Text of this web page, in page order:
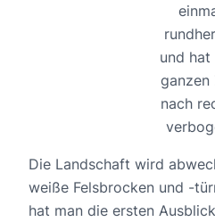
und hat
ganzen
nach
Die Landschaft wird
weiße Felsbrocken und -
hat man die ersten